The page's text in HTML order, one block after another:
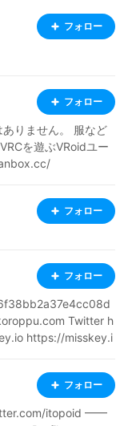
フォロー
フォロー
りません。 服など
を遊ぶVRoidユー
フォロー
フォロー
Twitter h
https://misskey.i
フォロー
itopoid ━━